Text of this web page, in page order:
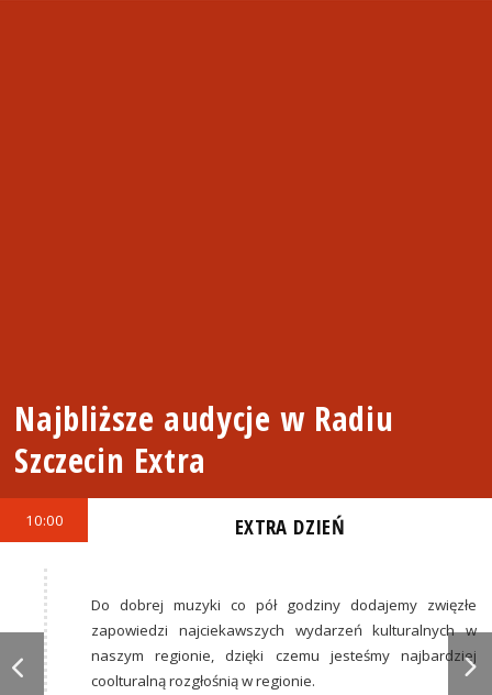
Najbliższe audycje w Radiu
Szczecin Extra
10:00 EXTRA DZIEŃ
Do dobrej muzyki co pół godziny dodajemy zwięzłe
zapowiedzi najciekawszych wydarzeń kulturalnych w
naszym regionie, dzięki czemu jesteśmy najbardziej
coolturalną rozgłośnią w regionie.